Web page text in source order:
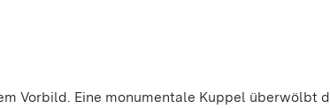
Vorbild. Eine monumentale Kuppel überwölbt